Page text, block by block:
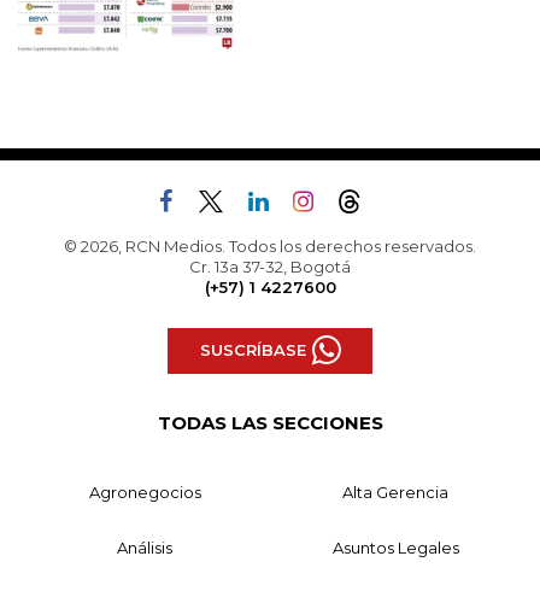
© 2026, RCN Medios. Todos los derechos reservados.
Cr. 13a 37-32, Bogotá
(+57) 1 4227600
SUSCRÍBASE
TODAS LAS SECCIONES
Agronegocios Alta Gerencia
Análisis Asuntos Legales